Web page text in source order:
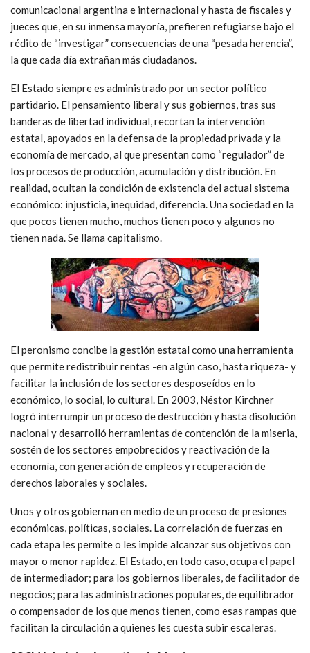
comunicacional argentina e internacional y hasta de fiscales y
jueces que, en su inmensa mayoría, prefieren refugiarse bajo el
rédito de “investigar” consecuencias de una “pesada herencia”,
la que cada día extrañan más ciudadanos.
El Estado siempre es administrado por un sector político
partidario. El pensamiento liberal y sus gobiernos, tras sus
banderas de libertad individual, recortan la intervención
estatal, apoyados en la defensa de la propiedad privada y la
economía de mercado, al que presentan como “regulador” de
los procesos de producción, acumulación y distribución. En
realidad, ocultan la condición de existencia del actual sistema
económico: injusticia, inequidad, diferencia. Una sociedad en la
que pocos tienen mucho, muchos tienen poco y algunos no
tienen nada. Se llama capitalismo.
El peronismo concibe la gestión estatal como una herramienta
que permite redistribuir rentas -en algún caso, hasta riqueza- y
facilitar la inclusión de los sectores desposeídos en lo
económico, lo social, lo cultural. En 2003, Néstor Kirchner
logró interrumpir un proceso de destrucción y hasta disolución
nacional y desarrolló herramientas de contención de la miseria,
sostén de los sectores empobrecidos y reactivación de la
economía, con generación de empleos y recuperación de
derechos laborales y sociales.
Unos y otros gobiernan en medio de un proceso de presiones
económicas, políticas, sociales. La correlación de fuerzas en
cada etapa les permite o les impide alcanzar sus objetivos con
mayor o menor rapidez. El Estado, en todo caso, ocupa el papel
de intermediador; para los gobiernos liberales, de facilitador de
negocios; para las administraciones populares, de equilibrador
o compensador de los que menos tienen, como esas rampas que
facilitan la circulación a quienes les cuesta subir escaleras.